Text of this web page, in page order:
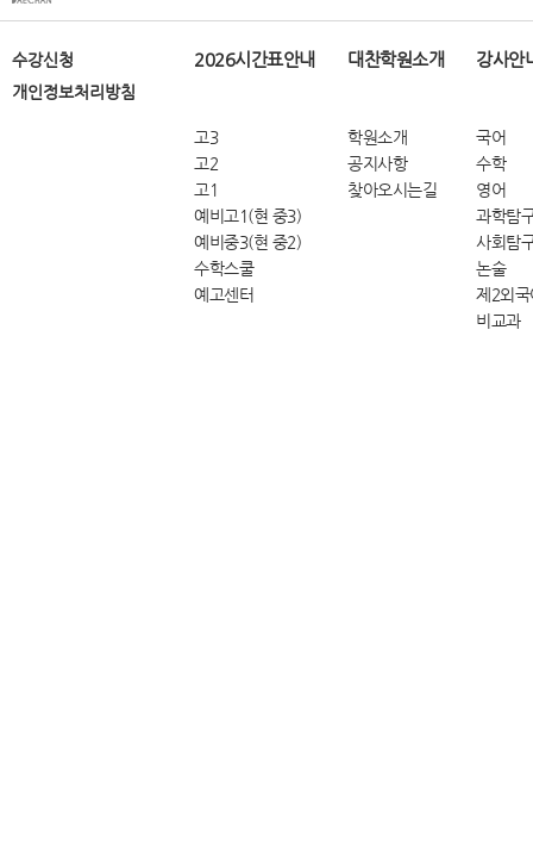
수강신청
개인정보처리방침
2026시간표안내
고3
고2
고1
예비고1(현 중3)
예비중3(현 중2)
수학스쿨
예고센터
대찬학원소개
학원소개
공지사항
찾아오시는길
강사안
국어
수학
영어
과학탐
사회탐
논술
제2외국
비교과